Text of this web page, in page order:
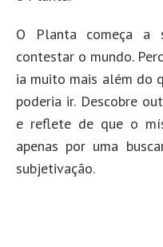
O Planta começa a
contestar o mundo.
ia muito mais além do
poderia ir. Descobre
e reflete de que o
apenas por uma
subjetivação.